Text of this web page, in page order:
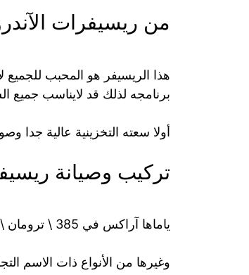
من ريسيفرات
هذا الريسيفر هو المحبب للجميع
برنامجه لذلك قد لايناسب جميع
أولا سعته التخزينية عالية جدا
تركيب وصيانة
ياماها آراكس في 385 \ ترومان \ ستار جولد \ ميني نيو 7 \ جوبوكس \ سوبر جولد
وغيرها من الأنواع ذات الاسم